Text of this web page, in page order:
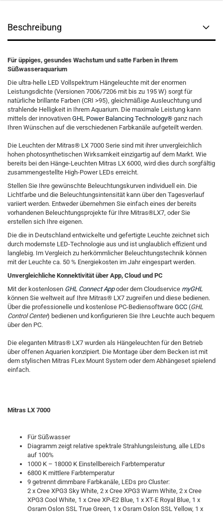
Beschreibung
Für üppiges, gesundes Wachstum und satte Farben in Ihrem
Süßwasseraquarium
Die ultra-helle LED Vollspektrum Hängeleuchte mit der enormen
Leistungsdichte (Versionen 7006/7206 mit bis zu 195 W) sorgt für
natürliche brillante Farben (CRI >95), gleichmäßige Ausleuchtung und
strahlende Helligkeit in Ihrem Aquarium. Die maximale Leistung kann
mittels der innovativen GHL Power Balancing Technology® ganz nach
Ihren Wünschen auf die verschiedenen Farbkanäle aufgeteilt werden.
Die Leuchten der Mitras® LX 7000 Serie sind mit ihrer unvergleichlich
hohen photosynthetischen Wirksamkeit einzigartig auf dem Markt. Wie
bereits bei den Hänge-Leuchten Mitras LX 6000, wird dies durch sorgfältig
zusammengestellte High-Power LEDs erreicht.
Stellen Sie Ihre gewünschte Beleuchtungskurven individuell ein. Die
Lichtfarbe und die Beleuchtungsintensität kann über den Tagesverlauf
variiert werden. Entweder übernehmen Sie einfach eines der bereits
vorhandenen Beleuchtungsprojekte für Ihre Mitras®LX7, oder Sie
erstellen sich Ihre eigenen.
Die die in Deutschland entwickelte und gefertigte Leuchte zeichnet sich
durch modernste LED-Technologie aus und ist unglaublich effizient und
langlebig. Im Vergleich zu herkömmlicher Beleuchtungstechnik können
mit der Leuchte ca. 50 % Energiekosten im Jahr eingespart werden.
Unvergleichliche Konnektivität über App, Cloud und PC
Mit der kostenlosen GHL Connect Appoder dem Cloudservice myGHL
können Sie weltweit auf Ihre Mitras® LX7 zugreifen und diese bedienen.
Über die professionelle und kostenlose PC-Bediensoftware GCC (GHL
Control Center) bedienen und konfigurieren Sie Ihre Leuchte auch bequem
über den PC.
Die eleganten Mitras® LX7 wurden als Hängeleuchten für den Betrieb
über offenen Aquarien konzipiert. Die Montage über dem Becken ist mit
dem stylischen Mitras FLex Mount System oder dem Abhängeset spielend
einfach.
Mitras LX 7000
Für Süßwasser
Diagramm zeigt relative spektrale Strahlungsleistung, alle LEDs
auf 100%
1000 K – 18000 K Einstellbereich Farbtemperatur
6800 K mittlere Farbtemperatur
9 getrennt dimmbare Farbkanäle, LEDs pro Cluster:
2 x Cree XPG3 Sky White, 2 x Cree XPG3 Warm White, 2 x Cree
XPG3 Cool White, 1 x Cree XP-E2 Blue, 1 x XT-E Royal Blue, 1 x
Osram Oslon SSL True Green, 1 x Osram Oslon SSL Yellow, 1 x